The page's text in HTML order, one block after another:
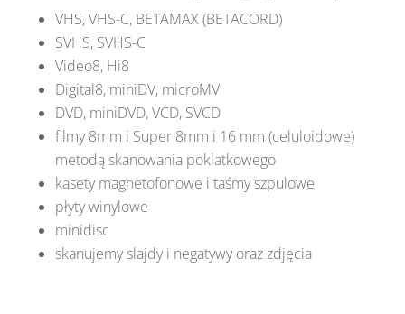
VHS, VHS-C, BETAMAX (BETACORD)
SVHS, SVHS-C
Video8, Hi8
Digital8, miniDV, microMV
DVD, miniDVD, VCD, SVCD
filmy 8mm i Super 8mm i 16 mm (celuloidowe)
metodą skanowania poklatkowego
kasety magnetofonowe i taśmy szpulowe
płyty winylowe
minidisc
skanujemy slajdy i negatywy oraz zdjęcia